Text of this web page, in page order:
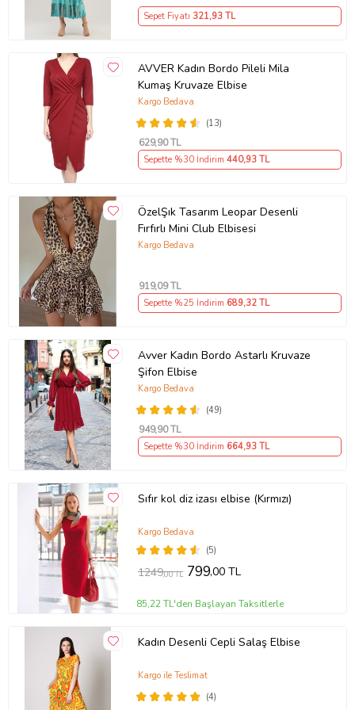
Sepet Fiyatı 321,93 TL
AVVER Kadın Bordo Pileli Mila
Kumaş Kruvaze Elbise
(13)
Kargo Bedava
629,90 TL
Sepette %30 İndirim 440,93 TL
ÖzelŞık Tasarım Leopar Desenli
Fırfırlı Mini Club Elbisesi
Kargo Bedava
919,09 TL
Sepette %25 İndirim 689,32 TL
Avver Kadın Bordo Astarlı Kruvaze
Şifon Elbise
(49)
Kargo Bedava
949,90 TL
Sepette %30 İndirim 664,93 TL
Sıfır kol diz izası elbise (Kırmızı)
(5)
Kargo Bedava
1249,00 TL 799,00 TL
85,22 TL'den Başlayan Taksitlerle
Kadın Desenli Cepli Salaş Elbise
(4)
Kargo ile Teslimat